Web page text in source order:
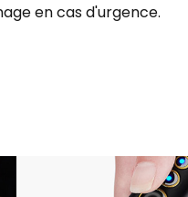
en cas d'urgence.